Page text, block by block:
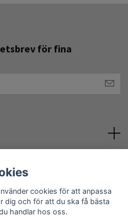
för fina
cookies för att anpassa
dig och för att du ska få bästa
handlar hos oss.